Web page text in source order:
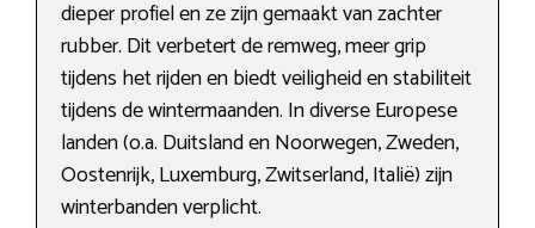
dieper profiel en ze zijn gemaakt van zachter
rubber. Dit verbetert de remweg, meer grip
tijdens het rijden en biedt veiligheid en stabiliteit
tijdens de wintermaanden. In diverse Europese
landen (o.a. Duitsland en Noorwegen, Zweden,
Oostenrijk, Luxemburg, Zwitserland, Italië) zijn
winterbanden verplicht.